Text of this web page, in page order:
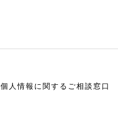
個人情報に関するご相談窓口